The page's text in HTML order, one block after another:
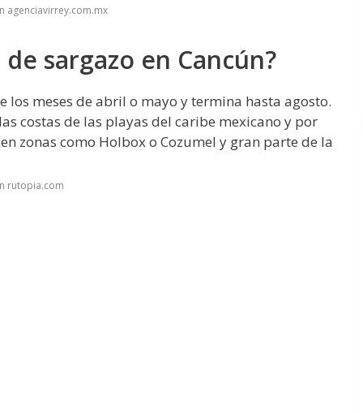
agenciavirrey.com.mx
sargazo en Cancún?
los meses de abril o mayo y termina hasta agosto.
costas de las playas del caribe mexicano y por
zonas como Holbox o Cozumel y gran parte de la
rutopia.com